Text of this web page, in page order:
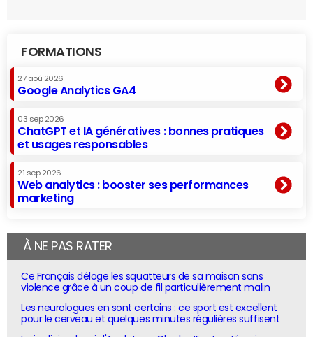
FORMATIONS
27 aoû 2026
Google Analytics GA4
03 sep 2026
ChatGPT et IA génératives : bonnes pratiques
et usages responsables
21 sep 2026
Web analytics : booster ses performances
marketing
À NE PAS RATER
Ce Français déloge les squatteurs de sa maison sans
violence grâce à un coup de fil particulièrement malin
Les neurologues en sont certains : ce sport est excellent
pour le cerveau et quelques minutes régulières suffisent